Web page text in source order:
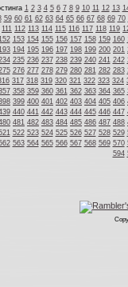
1 2 3 4 5 6 7 8 9 10 11 12 13
59 60 61 62 63 64 65 66 67 68 69 70
111 112 113 114 115 116 117 118 119
153 154 155 156 157 158 159 160
194 195 196 197 198 199 200 201
235 236 237 238 239 240 241 242
276 277 278 279 280 281 282 283
317 318 319 320 321 322 323 324
358 359 360 361 362 363 364 365
399 400 401 402 403 404 405 406
440 441 442 443 444 445 446 447
481 482 483 484 485 486 487 488
522 523 524 525 526 527 528 529
563 564 565 566 567 568 569 570
594